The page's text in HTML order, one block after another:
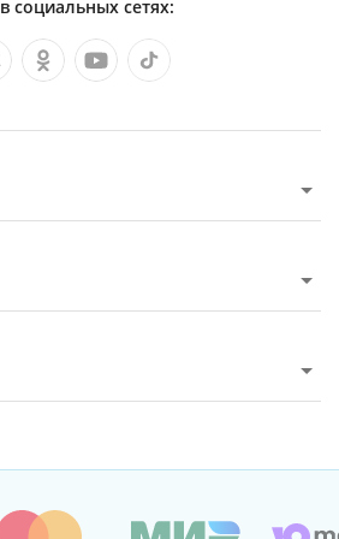
моечного участка
охраны периметра
гибкой нити,расчёт
ведущего вала кпп
имитационное
социальных сетях: